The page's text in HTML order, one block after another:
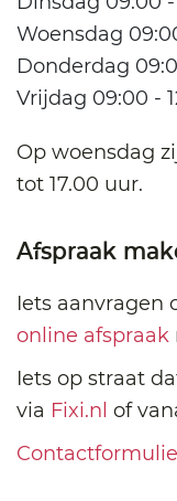
Woensdag
Donderdag
Vrijdag 09:00 -
Op woensdag
tot 17.00 uur.
Afspraak
Iets aanvragen
online afspraak
Iets op straat
via Fixi.nl of